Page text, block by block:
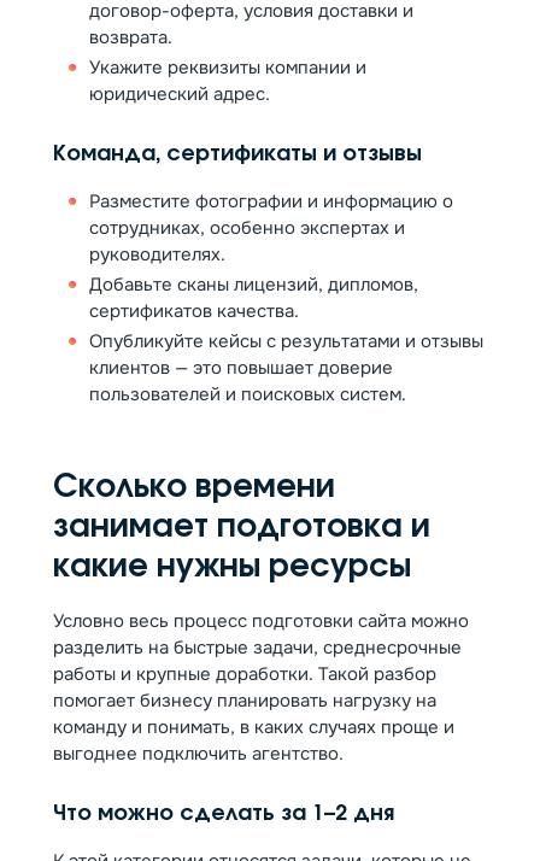
договор-оферта, условия доставки и
возврата.
Укажите реквизиты компании и
юридический адрес.
Команда, сертификаты и отзывы
Разместите фотографии и информацию о
сотрудниках, особенно экспертах и
руководителях.
Добавьте сканы лицензий, дипломов,
сертификатов качества.
Опубликуйте кейсы с результатами и отзывы
клиентов — это повышает доверие
пользователей и поисковых систем.
Сколько времени
занимает подготовка и
какие нужны ресурсы
Условно весь процесс подготовки сайта можно
разделить на быстрые задачи, среднесрочные
работы и крупные доработки. Такой разбор
помогает бизнесу планировать нагрузку на
команду и понимать, в каких случаях проще и
выгоднее подключить агентство.
Что можно сделать за 1–2 дня